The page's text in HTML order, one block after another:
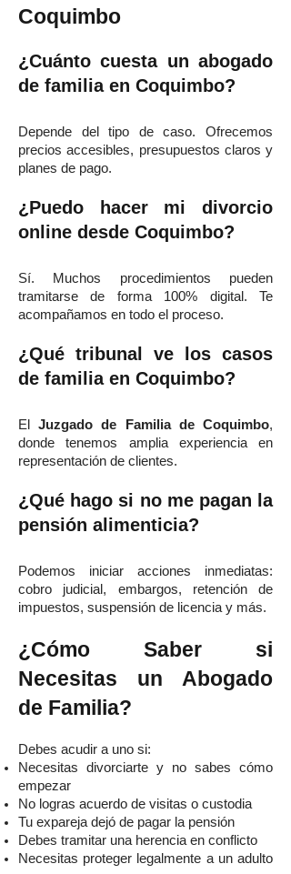
Coquimbo
¿Cuánto cuesta un abogado
de familia en Coquimbo?
Depende del tipo de caso. Ofrecemos
precios accesibles, presupuestos claros y
planes de pago.
¿Puedo hacer mi divorcio
online desde Coquimbo?
Sí. Muchos procedimientos pueden
tramitarse de forma 100% digital. Te
acompañamos en todo el proceso.
¿Qué tribunal ve los casos
de familia en Coquimbo?
ElJuzgado de Familia de Coquimbo,
donde tenemos amplia experiencia en
representación de clientes.
¿Qué hago si no me pagan la
pensión alimenticia?
Podemos iniciar acciones inmediatas:
cobro judicial, embargos, retención de
impuestos, suspensión de licencia y más.
¿Cómo Saber si
Necesitas un Abogado
de Familia?
Debes acudir a uno si:
Necesitas divorciarte y no sabes cómo
empezar
No logras acuerdo de visitas o custodia
Tu expareja dejó de pagar la pensión
Debes tramitar una herencia en conflicto
Necesitas proteger legalmente a un adulto